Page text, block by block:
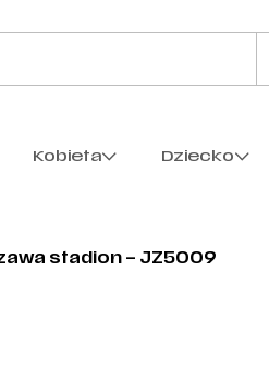
Kobieta Dziecko
stadion – JZ5009